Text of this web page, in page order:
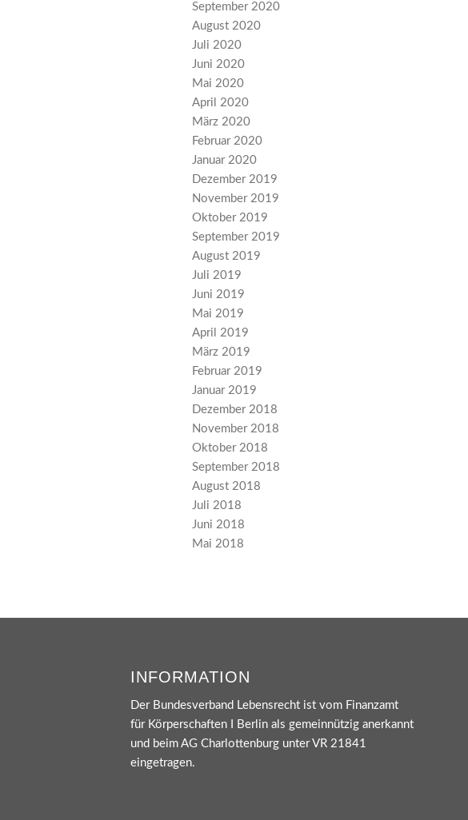
September 2020
August 2020
Juli 2020
Juni 2020
Mai 2020
April 2020
März 2020
Februar 2020
Januar 2020
Dezember 2019
November 2019
Oktober 2019
September 2019
August 2019
Juli 2019
Juni 2019
Mai 2019
April 2019
März 2019
Februar 2019
Januar 2019
Dezember 2018
November 2018
Oktober 2018
September 2018
August 2018
Juli 2018
Juni 2018
Mai 2018
INFORMATION
Der Bundesverband Lebensrecht ist vom Finanzamt
für Körperschaften I Berlin als gemeinnützig anerkannt
und beim AG Charlottenburg unter VR 21841
eingetragen.